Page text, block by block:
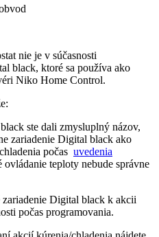
nie je v súčasnosti
black, ktoré sa používa ako
Niko Home Control.
ste dali zmysluplný názov,
zariadenie Digital black ako
počas uvedenia
teploty nebude správne
zariadenie Digital black k akcii
počas programovania.